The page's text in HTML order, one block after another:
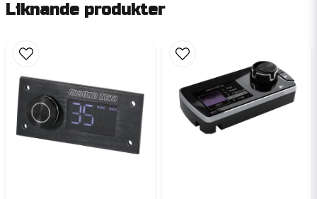
Liknande produkter